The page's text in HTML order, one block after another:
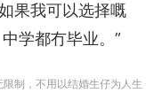
果我可以选择嘅
学都冇毕业。”
制，不用以结婚生仔为人生